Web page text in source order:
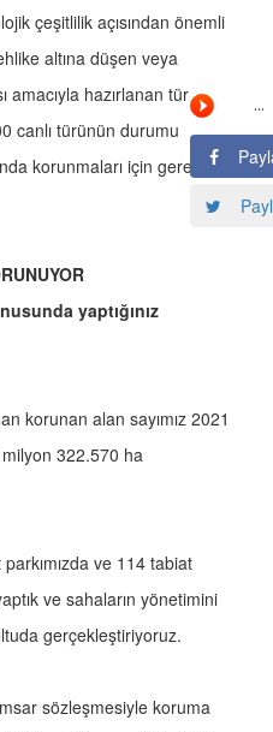
çeşitlilik açısından önemli
altına düşen veya
hazırlanan tür
canlı türünün durumu
korunmaları için gerekli
yaptığınız
korunan alan sayımız 2021
322.570 ha
ve 114 tabiat
ve sahaların yönetimini
gerçekleştiriyoruz.
sözleşmesiyle koruma